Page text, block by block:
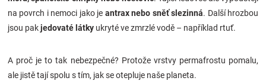
na povrch i nemoci jako je antrax nebo sněť slezinná. Další hrozbou
jsou pakjedovaté látky ukryté ve zmrzlé vodě – například rtuť.
A proč je to tak nebezpečné? Protože vrstvy permafrostu pomalu,
ale jistě tají spolu s tím, jak se otepluje naše planeta.